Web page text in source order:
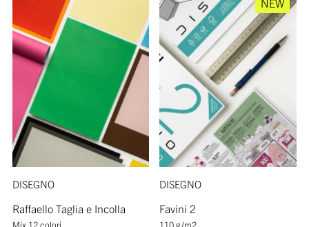
DISEGNO
Raffaello Taglia e Incolla
Mix 12 colori
NEW
DISEGNO
Favini 2
110 g/m2